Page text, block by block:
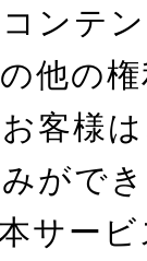
ンテ
他の
客様
がで
サー